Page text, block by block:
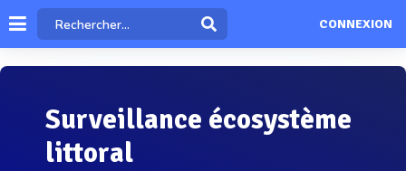
CONNEXION
Surveillance écosystème
littoral